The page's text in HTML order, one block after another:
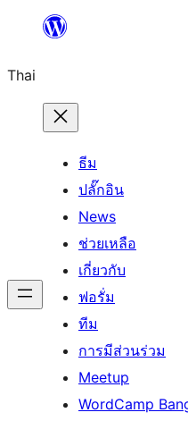
ยัง
เนื้อหา
Thai
ธีม
ปลั๊กอิน
News
ช่วยเหลือ
เกี่ยวกับ
ฟอรั่ม
ทีม
การมีส่วนร่วม
Meetup
WordCamp